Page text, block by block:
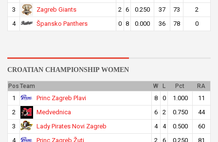
3
Zagreb Giants 2 6 0.250 37 73
2
4
Špansko Panthers 0 8 0.000 36 78 0
CROATIAN CHAMPIONSHIP WOMEN
Pos Team W L Pct RA
1 Princ Zagreb Plavi 8 0 1.000
11
2
Medvednica 6 2 0.750
44
3
Lady Pirates Novi Zagreb 4 4 0.500
60
4
Princ Zagreb Žuti 2 6 0.250
81